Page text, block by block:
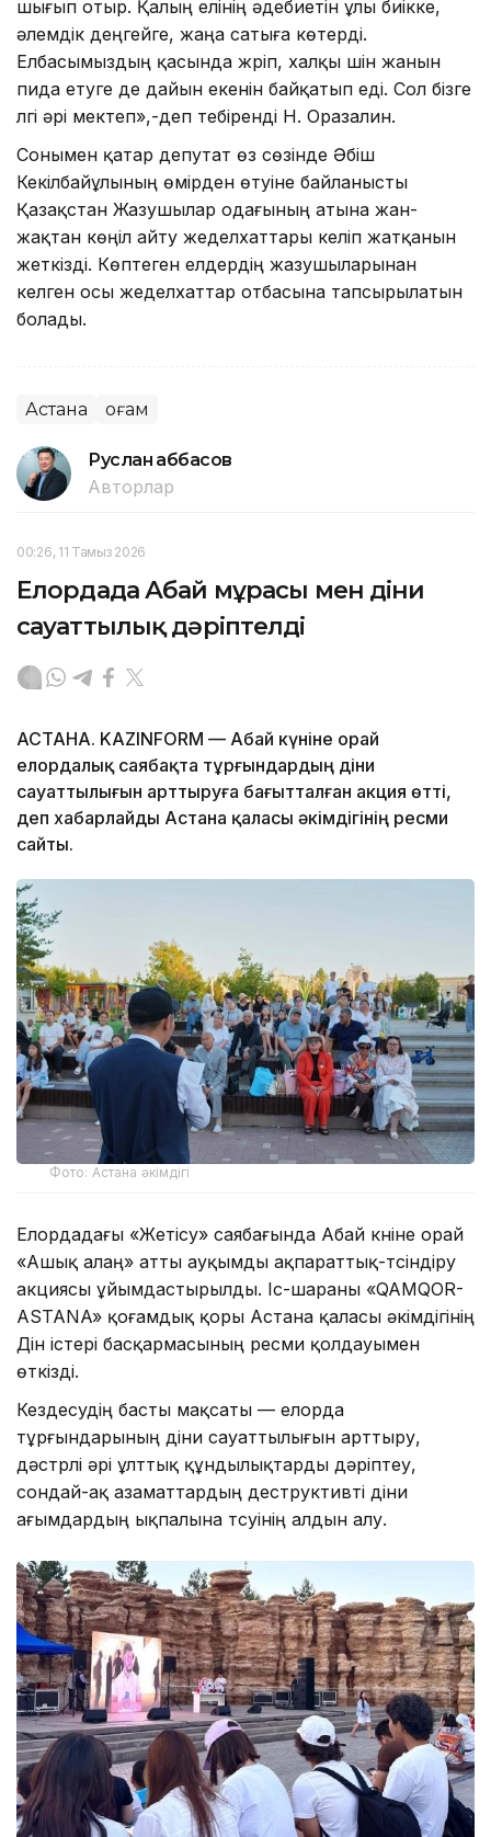
шығып отыр. Қалың елінің әдебиетін ұлы биікке,
әлемдік деңгейге, жаңа сатыға көтерді.
Елбасымыздың қасында жүріп, халқы үшін жанын
пида етуге де дайын екенін байқатып еді. Сол бізге
үлгі әрі мектеп»,-деп тебіренді Н. Оразалин.
Сонымен қатар депутат өз сөзінде Әбіш
Кекілбайұлының өмірден өтуіне байланысты
Қазақстан Жазушылар одағының атына жан-
жақтан көңіл айту жеделхаттары келіп жатқанын
жеткізді. Көптеген елдердің жазушыларынан
келген осы жеделхаттар отбасына тапсырылатын
болады.
Астана Қоғам
Руслан Ғаббасов
Авторлар
00:26, 11 Тамыз 2026
Елордада Абай мұрасы мен діни
сауаттылық дәріптелді
АСТАНА. KAZINFORM — Абай күніне орай
елордалық саябақта тұрғындардың діни
сауаттылығын арттыруға бағытталған акция өтті,
деп хабарлайды Астана қаласы әкімдігінің ресми
сайты.
Фото: Астана әкімдігі
Елордадағы «Жетісу» саябағында Абай күніне орай
«Ашық алаң» атты ауқымды ақпараттық-түсіндіру
акциясы ұйымдастырылды. Іс-шараны «QAMQOR-
ASTANA» қоғамдық қоры Астана қаласы әкімдігінің
Дін істері басқармасының ресми қолдауымен
өткізді.
Кездесудің басты мақсаты — елорда
тұрғындарының діни сауаттылығын арттыру,
дәстүрлі әрі ұлттық құндылықтарды дәріптеу,
сондай-ақ азаматтардың деструктивті діни
ағымдардың ықпалына түсуінің алдын алу.